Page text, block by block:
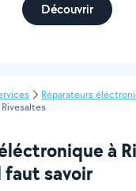
Découvrir
Réparateurs
Rivesaltes
à
faut savoir